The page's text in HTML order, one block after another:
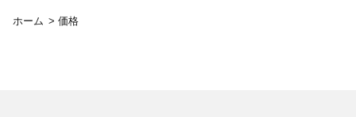
ホーム > 価格